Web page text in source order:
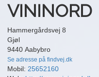
VININORD
Hammergårdsvej 8
Gjøl
9440 Aabybro
Se adresse på findvej.dk
Mobil: 25652160